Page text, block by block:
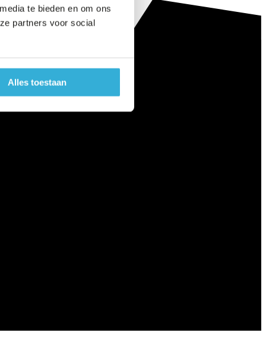
te bieden en om ons
partners voor social
Alles toestaan